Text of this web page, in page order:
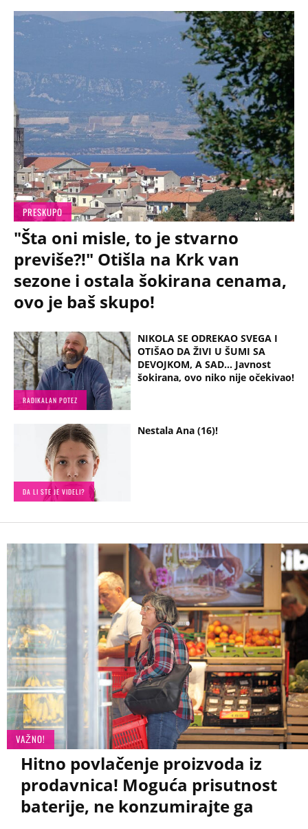
RADIKALAN POTEZ
NIKOLA SE ODREKAO SVEGA I
OTIŠAO DA ŽIVI U ŠUMI SA
DEVOJKOM, A SAD... Javnost
šokirana, ovo niko nije očekivao!
DA LI STE JE VIDELI?
Nestala Ana (16)!
PRESKUPO
"Šta oni misle, to je stvarno
previše?!" Otišla na Krk van
sezone i ostala šokirana cenama,
ovo je baš skupo!
VAŽNO!
Hitno povlačenje proizvoda iz
prodavnica! Moguća prisutnost
baterije, ne konzumirajte ga